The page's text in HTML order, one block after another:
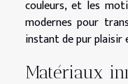
couleurs, et les
modernes pour
instant de pur plaisir
Matériaux